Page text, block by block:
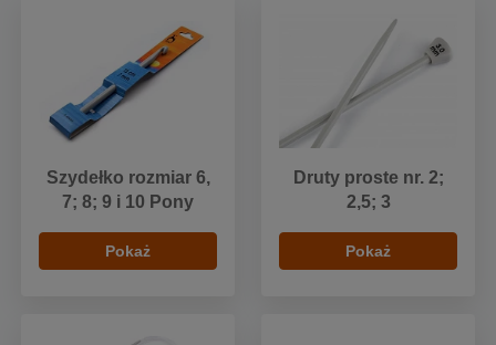
Szydełko rozmiar 6,
7; 8; 9 i 10 Pony
Pokaż
Druty proste nr. 2;
2,5; 3
Pokaż